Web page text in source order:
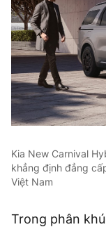
Kia New Carnival
khẳng định đẳng
Việt Nam
Trong phân